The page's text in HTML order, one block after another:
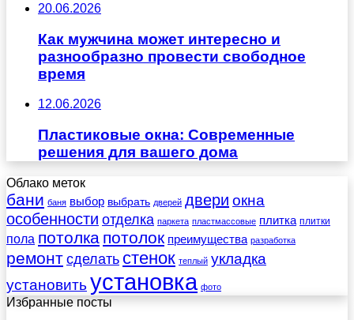
20.06.2026
Как мужчина может интересно и
разнообразно провести свободное
время
12.06.2026
Пластиковые окна: Современные
решения для вашего дома
Облако меток
бани баня выбор выбрать дверей двери окна
особенности отделка паркета пластмассовые плитка плитки
пола потолка потолок преимущества разработка
ремонт сделать стенок теплый укладка
установить установка фото
Избранные посты